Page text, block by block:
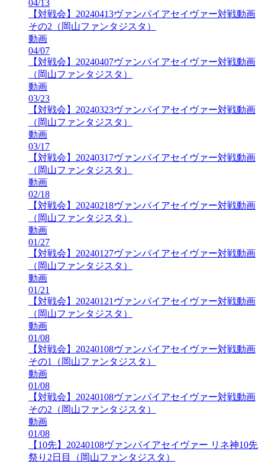
04/13
【対戦会】20240413ヴァンパイアセイヴァー対戦動画
その2（岡山ファンタジスタ）
動画
04/07
【対戦会】20240407ヴァンパイアセイヴァー対戦動画
（岡山ファンタジスタ）
動画
03/23
【対戦会】20240323ヴァンパイアセイヴァー対戦動画
（岡山ファンタジスタ）
動画
03/17
【対戦会】20240317ヴァンパイアセイヴァー対戦動画
（岡山ファンタジスタ）
動画
02/18
【対戦会】20240218ヴァンパイアセイヴァー対戦動画
（岡山ファンタジスタ）
動画
01/27
【対戦会】20240127ヴァンパイアセイヴァー対戦動画
（岡山ファンタジスタ）
動画
01/21
【対戦会】20240121ヴァンパイアセイヴァー対戦動画
（岡山ファンタジスタ）
動画
01/08
【対戦会】20240108ヴァンパイアセイヴァー対戦動画
その1（岡山ファンタジスタ）
動画
01/08
【対戦会】20240108ヴァンパイアセイヴァー対戦動画
その2（岡山ファンタジスタ）
動画
01/08
【10先】20240108ヴァンパイアセイヴァー リネ神10先
祭り2日目（岡山ファンタジスタ）